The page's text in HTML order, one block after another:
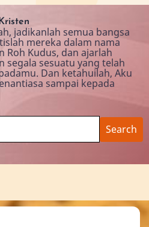
jadikanlah semua bangsa
mereka dalam nama
Roh Kudus, dan ajarlah
segala sesuatu yang telah
Dan ketahuilah, Aku
sampai kepada